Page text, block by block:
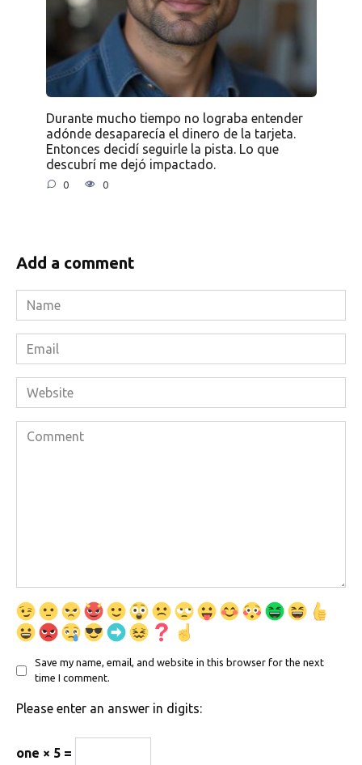
Durante mucho tiempo no lograba entender
adónde desaparecía el dinero de la tarjeta.
Entonces decidí seguirle la pista. Lo que
descubrí me dejó impactado.
0 0
Add a comment
Name
*
Email
*
Website
Comment
Save my name, email, and website in this browser for the next
time I comment.
Please enter an answer in digits:
one × 5 =